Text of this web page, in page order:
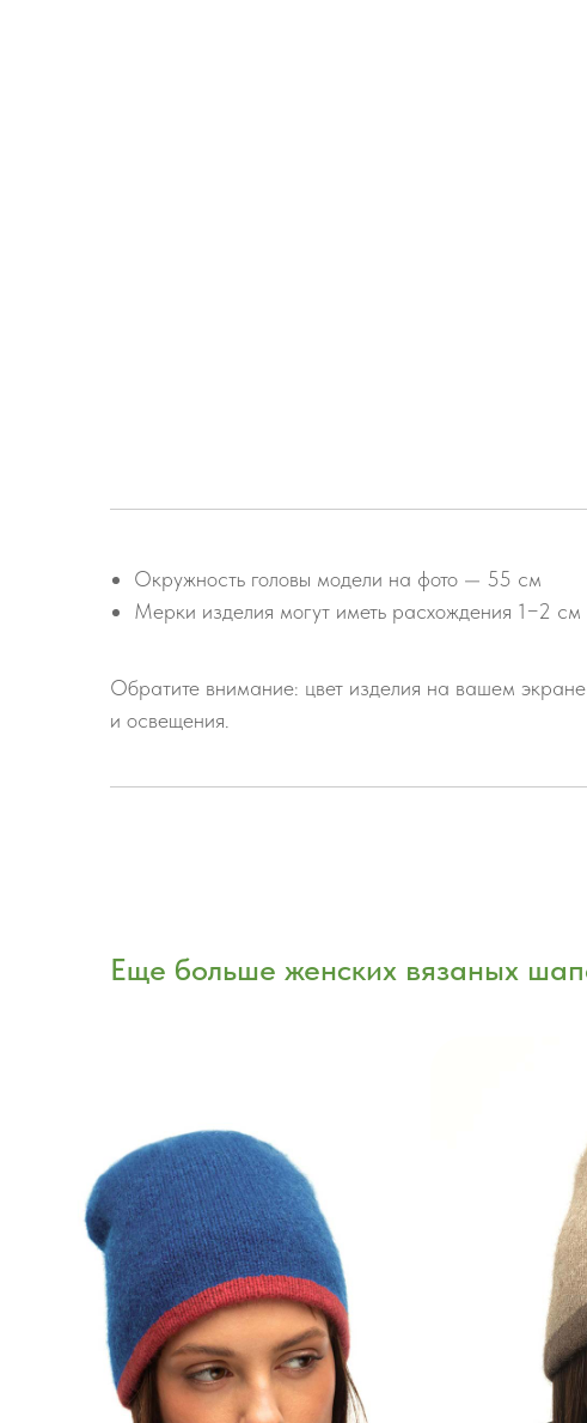
Окружность головы модели на фото — 55 см
Мерки изделия могут иметь расхождения 1−2 см
Обратите внимание: цвет изделия на вашем экране
и освещения.
Еще больше женских вязаных